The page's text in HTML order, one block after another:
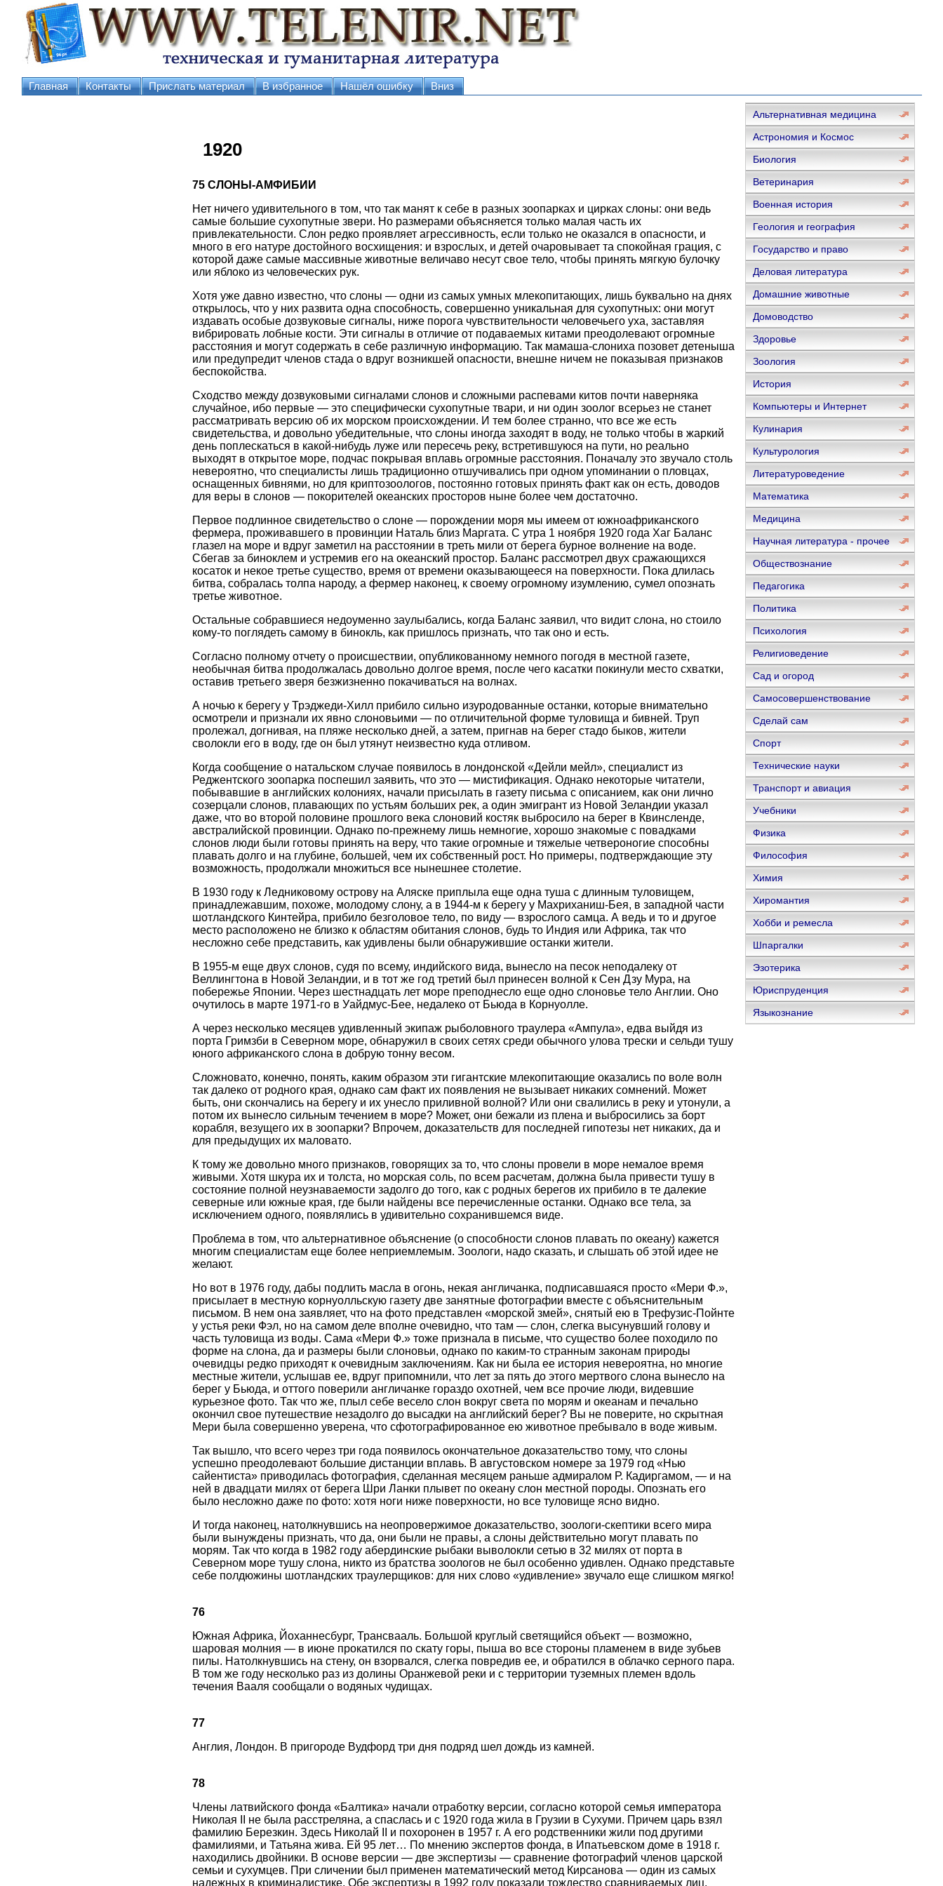
Главная Контакты Прислать материал В избранное Нашёл ошибку Вниз
1920
75 СЛОНЫ-АМФИБИИ
Нет ничего удивительного в том, что так манят к себе в разных зоопарках и цирках слоны: они ведь
самые большие сухопутные звери. Но размерами объясняется только малая часть их
привлекательности. Слон редко проявляет агрессивность, если только не оказался в опасности, и
много в его натуре достойного восхищения: и взрослых, и детей очаровывает та спокойная грация, с
которой даже самые массивные животные величаво несут свое тело, чтобы принять мягкую булочку
или яблоко из человеческих рук.
Хотя уже давно известно, что слоны — одни из самых умных млекопитающих, лишь буквально на днях
открылось, что у них развита одна способность, совершенно уникальная для сухопутных: они могут
издавать особые дозвуковые сигналы, ниже порога чувствительности человечьего уха, заставляя
вибрировать лобные кости. Эти сигналы в отличие от подаваемых китами преодолевают огромные
расстояния и могут содержать в себе различную информацию. Так мамаша-слониха позовет детеныша
или предупредит членов стада о вдруг возникшей опасности, внешне ничем не показывая признаков
беспокойства.
Сходство между дозвуковыми сигналами слонов и сложными распевами китов почти наверняка
случайное, ибо первые — это специфически сухопутные твари, и ни один зоолог всерьез не станет
рассматривать версию об их морском происхождении. И тем более странно, что все же есть
свидетельства, и довольно убедительные, что слоны иногда заходят в воду, не только чтобы в жаркий
день поплескаться в какой-нибудь луже или пересечь реку, встретившуюся на пути, но реально
выходят в открытое море, подчас покрывая вплавь огромные расстояния. Поначалу это звучало столь
невероятно, что специалисты лишь традиционно отшучивались при одном упоминании о пловцах,
оснащенных бивнями, но для криптозоологов, постоянно готовых принять факт как он есть, доводов
для веры в слонов — покорителей океанских просторов ныне более чем достаточно.
Первое подлинное свидетельство о слоне — порождении моря мы имеем от южноафриканского
фермера, проживавшего в провинции Наталь близ Маргата. С утра 1 ноября 1920 года Хаг Баланс
глазел на море и вдруг заметил на расстоянии в треть мили от берега бурное волнение на воде.
Сбегав за биноклем и устремив его на океанский простор. Баланс рассмотрел двух сражающихся
косаток и некое третье существо, время от времени оказывающееся на поверхности. Пока длилась
битва, собралась толпа народу, а фермер наконец, к своему огромному изумлению, сумел опознать
третье животное.
Остальные собравшиеся недоуменно заулыбались, когда Баланс заявил, что видит слона, но стоило
кому-то поглядеть самому в бинокль, как пришлось признать, что так оно и есть.
Согласно полному отчету о происшествии, опубликованному немного погодя в местной газете,
необычная битва продолжалась довольно долгое время, после чего касатки покинули место схватки,
оставив третьего зверя безжизненно покачиваться на волнах.
А ночью к берегу у Трэджеди-Хилл прибило сильно изуродованные останки, которые внимательно
осмотрели и признали их явно слоновьими — по отличительной форме туловища и бивней. Труп
пролежал, догнивая, на пляже несколько дней, а затем, пригнав на берег стадо быков, жители
сволокли его в воду, где он был утянут неизвестно куда отливом.
Когда сообщение о натальском случае появилось в лондонской «Дейли мейл», специалист из
Реджентского зоопарка поспешил заявить, что это — мистификация. Однако некоторые читатели,
побывавшие в английских колониях, начали присылать в газету письма с описанием, как они лично
созерцали слонов, плавающих по устьям больших рек, а один эмигрант из Новой Зеландии указал
даже, что во второй половине прошлого века слоновий костяк выбросило на берег в Квинсленде,
австралийской провинции. Однако по-прежнему лишь немногие, хорошо знакомые с повадками
слонов люди были готовы принять на веру, что такие огромные и тяжелые четвероногие способны
плавать долго и на глубине, большей, чем их собственный рост. Но примеры, подтверждающие эту
возможность, продолжали множиться все нынешнее столетие.
В 1930 году к Ледниковому острову на Аляске приплыла еще одна туша с длинным туловищем,
принадлежавшим, похоже, молодому слону, а в 1944-м к берегу у Махриханиш-Бея, в западной части
шотландского Кинтейра, прибило безголовое тело, по виду — взрослого самца. А ведь и то и другое
место расположено не близко к областям обитания слонов, будь то Индия или Африка, так что
несложно себе представить, как удивлены были обнаружившие останки жители.
В 1955-м еще двух слонов, судя по всему, индийского вида, вынесло на песок неподалеку от
Веллингтона в Новой Зеландии, и в тот же год третий был принесен волной к Сен Дзу Мура, на
побережье Японии. Через шестнадцать лет море преподнесло еще одно слоновье тело Англии. Оно
очутилось в марте 1971-го в Уайдмус-Бее, недалеко от Бьюда в Корнуолле.
А через несколько месяцев удивленный экипаж рыболовного траулера «Ампула», едва выйдя из
порта Гримзби в Северном море, обнаружил в своих сетях среди обычного улова трески и сельди тушу
юного африканского слона в добрую тонну весом.
Сложновато, конечно, понять, каким образом эти гигантские млекопитающие оказались по воле волн
так далеко от родного края, однако сам факт их появления не вызывает никаких сомнений. Может
быть, они скончались на берегу и их унесло приливной волной? Или они свалились в реку и утонули, а
потом их вынесло сильным течением в море? Может, они бежали из плена и выбросились за борт
корабля, везущего их в зоопарки? Впрочем, доказательств для последней гипотезы нет никаких, да и
для предыдущих их маловато.
К тому же довольно много признаков, говорящих за то, что слоны провели в море немалое время
живыми. Хотя шкура их и толста, но морская соль, по всем расчетам, должна была привести тушу в
состояние полной неузнаваемости задолго до того, как с родных берегов их прибило в те далекие
северные или южные края, где были найдены все перечисленные останки. Однако все тела, за
исключением одного, появлялись в удивительно сохранившемся виде.
Проблема в том, что альтернативное объяснение (о способности слонов плавать по океану) кажется
многим специалистам еще более неприемлемым. Зоологи, надо сказать, и слышать об этой идее не
желают.
Но вот в 1976 году, дабы подлить масла в огонь, некая англичанка, подписавшаяся просто «Мери Ф.»,
присылает в местную корнуолльскую газету две занятные фотографии вместе с объяснительным
письмом. В нем она заявляет, что на фото представлен «морской змей», снятый ею в Трефузис-Пойнте
у устья реки Фэл, но на самом деле вполне очевидно, что там — слон, слегка высунувший голову и
часть туловища из воды. Сама «Мери Ф.» тоже признала в письме, что существо более походило по
форме на слона, да и размеры были слоновьи, однако по каким-то странным законам природы
очевидцы редко приходят к очевидным заключениям. Как ни была ее история невероятна, но многие
местные жители, услышав ее, вдруг припомнили, что лет за пять до этого мертвого слона вынесло на
берег у Бьюда, и оттого поверили англичанке гораздо охотней, чем все прочие люди, видевшие
курьезное фото. Так что же, плыл себе весело слон вокруг света по морям и океанам и печально
окончил свое путешествие незадолго до высадки на английский берег? Вы не поверите, но скрытная
Мери была совершенно уверена, что сфотографированное ею животное пребывало в воде живым.
Так вышло, что всего через три года появилось окончательное доказательство тому, что слоны
успешно преодолевают большие дистанции вплавь. В августовском номере за 1979 год «Нью
сайентиста» приводилась фотография, сделанная месяцем раньше адмиралом Р. Кадиргамом, — и на
ней в двадцати милях от берега Шри Ланки плывет по океану слон местной породы. Опознать его
было несложно даже по фото: хотя ноги ниже поверхности, но все туловище ясно видно.
И тогда наконец, натолкнувшись на неопровержимое доказательство, зоологи-скептики всего мира
были вынуждены признать, что да, они были не правы, а слоны действительно могут плавать по
морям. Так что когда в 1982 году абердинские рыбаки выволокли сетью в 32 милях от порта в
Северном море тушу слона, никто из братства зоологов не был особенно удивлен. Однако представьте
себе полдюжины шотландских траулерщиков: для них слово «удивление» звучало еще слишком мягко!
76
Южная Африка, Йоханнесбург, Трансвааль. Большой круглый светящийся объект — возможно,
шаровая молния — в июне прокатился по скату горы, пыша во все стороны пламенем в виде зубьев
пилы. Натолкнувшись на стену, он взорвался, слегка повредив ее, и обратился в облачко серного пара.
В том же году несколько раз из долины Оранжевой реки и с территории туземных племен вдоль
течения Вааля сообщали о водяных чудищах.
77
Англия, Лондон. В пригороде Вудфорд три дня подряд шел дождь из камней.
78
Члены латвийского фонда «Балтика» начали отработку версии, согласно которой семья императора
Николая II не была расстреляна, а спаслась и с 1920 года жила в Грузии в Сухуми. Причем царь взял
фамилию Березкин. Здесь Николай II и похоронен в 1957 г. А его родственники жили под другими
фамилиями, и Татьяна жива. Ей 95 лет… По мнению экспертов фонда, в Ипатьевском доме в 1918 г.
находились двойники. В основе версии — две экспертизы — сравнение фотографий членов царской
семьи и сухумцев. При сличении был применен математический метод Кирсанова — один из самых
надежных в криминалистике. Обе экспертизы в 1992 году показали тождество сравниваемых лиц.
Альтернативная медицина
Астрономия и Космос
Биология
Ветеринария
Военная история
Геология и география
Государство и право
Деловая литература
Домашние животные
Домоводство
Здоровье
Зоология
История
Компьютеры и Интернет
Кулинария
Культурология
Литературоведение
Математика
Медицина
Научная литература - прочее
Обществознание
Педагогика
Политика
Психология
Религиоведение
Сад и огород
Самосовершенствование
Сделай сам
Спорт
Технические науки
Транспорт и авиация
Учебники
Физика
Философия
Химия
Хиромантия
Хобби и ремесла
Шпаргалки
Эзотерика
Юриспруденция
Языкознание